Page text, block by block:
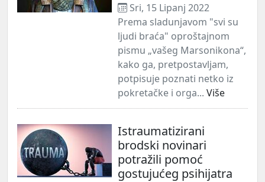
Sri, 15 Lipanj 2022
Prema sladunjavom "svi su
ljudi braća" oproštajnom
pismu „vašeg Marsonikona“,
kako ga, pretpostavljam,
potpisuje poznati netko iz
pokretačke i orga... Više
Istraumatizirani
brodski novinari
potražili pomoć
gostujućeg psihijatra